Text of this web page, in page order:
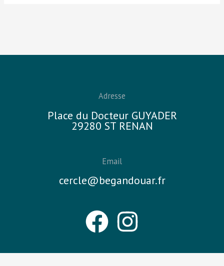
Adresse
Place du Docteur GUYADER
29280 ST RENAN
Email
cercle@begandouar.fr